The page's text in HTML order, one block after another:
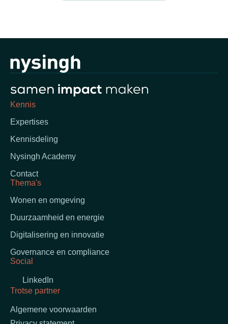
Kennis
Expertises
Kennisdeling
Nysingh Academy
Contact
Thema's
Wonen en omgeving
Duurzaamheid en energie
Digitalisering en innovatie
Governance en compliance
Social
LinkedIn
Trotse partner
Algemene voorwaarden